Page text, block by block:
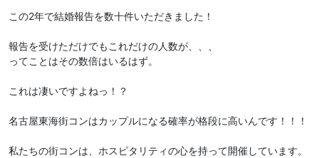
この2年で結婚報告を数十件いただきました！
報告を受けただけでもこれだけの人数が、、、
ってことはその数倍はいるはず。
これは凄いですよねっ！？
名古屋東海街コンはカップルになる確率が格段に高いんです！！！
私たちの街コンは、ホスピタリティの心を持って開催しています。